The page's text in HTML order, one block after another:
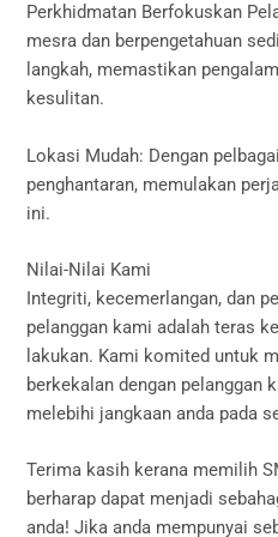
Perkhidmatan Berfokuskan
mesra dan berpengetahuan
langkah, memastikan
kesulitan.
Lokasi Mudah: Dengan
penghantaran, memulakan
ini.
Nilai-Nilai Kami
Integriti, kecemerlangan, dan
pelanggan kami adalah teras
lakukan. Kami komited untuk
berkekalan dengan pelanggan
melebihi jangkaan anda pada
Terima kasih kerana memilih
berharap dapat menjadi
anda! Jika anda mempunyai